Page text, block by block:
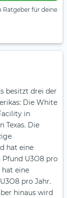
Ratgeber für deine
besitzt drei der
Die White
in
Texas. Die
hat eine
U3O8 pro
eine
pro Jahr.
hinaus wird